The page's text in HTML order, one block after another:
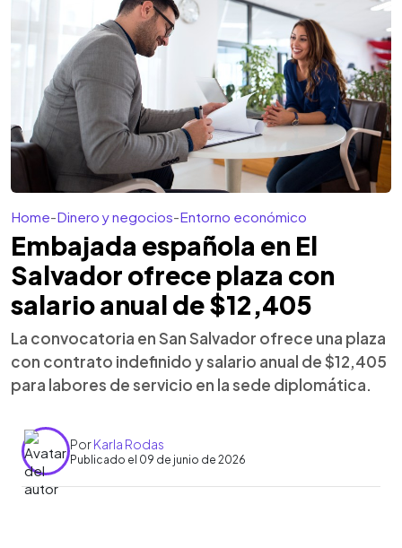
Home-Dinero y negocios-Entorno económico
Embajada española en El
Salvador ofrece plaza con
salario anual de $12,405
La convocatoria en San Salvador ofrece una plaza
con contrato indefinido y salario anual de $12,405
para labores de servicio en la sede diplomática.
PorKarla Rodas
Publicado el 09 de junio de 2026